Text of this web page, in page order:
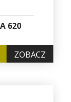
620
ZOBACZ